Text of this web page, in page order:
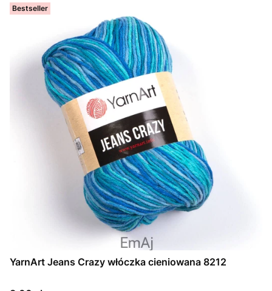
Bestseller
YarnArt Jeans Crazy włóczka cieniowana 8212